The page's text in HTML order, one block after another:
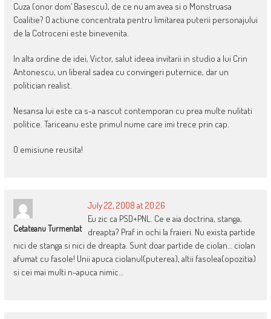
Cuza (onor dom’ Basescu), de ce nu am avea si o Monstruasa
Coalitie? O actiune concentrata pentru limitarea puterii personajului
de la Cotroceni este binevenita.
In alta ordine de idei, Victor, salut ideea invitarii in studio a lui Crin
Antonescu, un liberal sadea cu convingeri puternice, dar un
politician realist.
Nesansa lui este ca s-a nascut contemporan cu prea multe nulitati
politice. Tariceanu este primul nume care imi trece prin cap.
O emisiune reusita!
Cetateanu Turmentat
July 22, 2008 at 20:26
Eu zic ca PSD+PNL. Ce e aia doctrina, stanga,
dreapta? Praf in ochi la fraieri. Nu exista partide
nici de stanga si nici de dreapta. Sunt doar partide de ciolan… ciolan
afumat cu fasole! Unii apuca ciolanul(puterea), altii fasolea(opozitia)
si cei mai multi n-apuca nimic…